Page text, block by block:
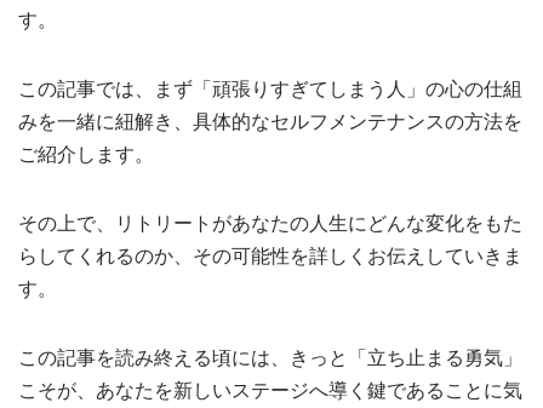
す。
この記事では、まず「頑張りすぎてしまう人」の心の仕組
みを一緒に紐解き、具体的なセルフメンテナンスの方法を
ご紹介します。
その上で、リトリートがあなたの人生にどんな変化をもた
らしてくれるのか、その可能性を詳しくお伝えしていきま
す。
この記事を読み終える頃には、きっと「立ち止まる勇気」
こそが、あなたを新しいステージへ導く鍵であることに気